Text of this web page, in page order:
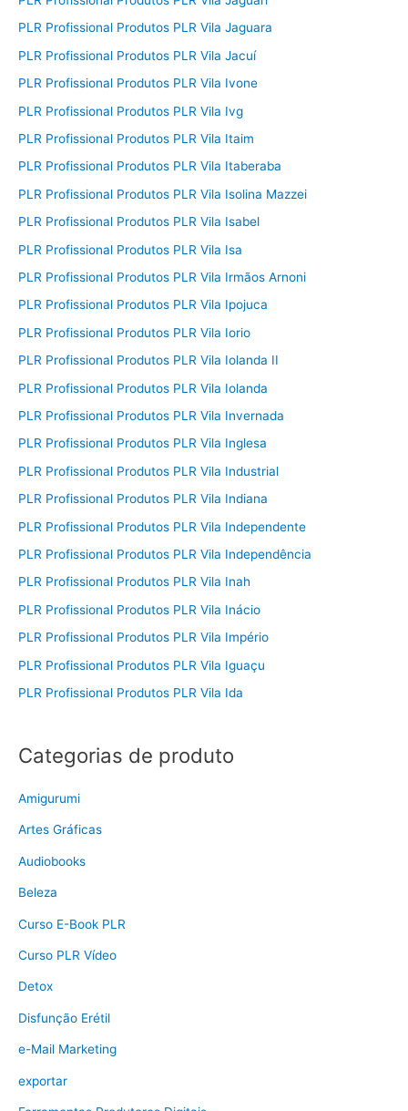
PLR Profissional Produtos PLR Vila Jaguara
PLR Profissional Produtos PLR Vila Jacuí
PLR Profissional Produtos PLR Vila Ivone
PLR Profissional Produtos PLR Vila Ivg
PLR Profissional Produtos PLR Vila Itaim
PLR Profissional Produtos PLR Vila Itaberaba
PLR Profissional Produtos PLR Vila Isolina Mazzei
PLR Profissional Produtos PLR Vila Isabel
PLR Profissional Produtos PLR Vila Isa
PLR Profissional Produtos PLR Vila Irmãos Arnoni
PLR Profissional Produtos PLR Vila Ipojuca
PLR Profissional Produtos PLR Vila Iorio
PLR Profissional Produtos PLR Vila Iolanda II
PLR Profissional Produtos PLR Vila Iolanda
PLR Profissional Produtos PLR Vila Invernada
PLR Profissional Produtos PLR Vila Inglesa
PLR Profissional Produtos PLR Vila Industrial
PLR Profissional Produtos PLR Vila Indiana
PLR Profissional Produtos PLR Vila Independente
PLR Profissional Produtos PLR Vila Independência
PLR Profissional Produtos PLR Vila Inah
PLR Profissional Produtos PLR Vila Inácio
PLR Profissional Produtos PLR Vila Império
PLR Profissional Produtos PLR Vila Iguaçu
PLR Profissional Produtos PLR Vila Ida
Categorias de produto
Amigurumi
Artes Gráficas
Audiobooks
Beleza
Curso E-Book PLR
Curso PLR Vídeo
Detox
Disfunção Erétil
e-Mail Marketing
exportar